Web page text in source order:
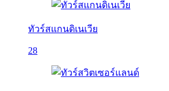
ทัวร์สแกนดิเนเวีย
28